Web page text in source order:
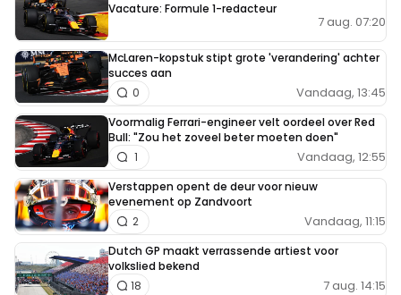
Vacature: Formule 1-redacteur
7 aug. 07:20
McLaren-kopstuk stipt grote 'verandering' achter
succes aan
Vandaag, 13:45
0
Voormalig Ferrari-engineer velt oordeel over Red
Bull: "Zou het zoveel beter moeten doen"
Vandaag, 12:55
1
Verstappen opent de deur voor nieuw
evenement op Zandvoort
Vandaag, 11:15
2
Dutch GP maakt verrassende artiest voor
volkslied bekend
7 aug. 14:15
18